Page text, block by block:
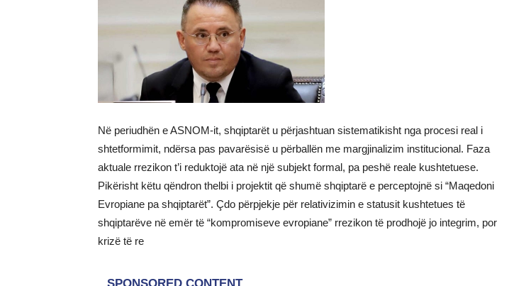
Në periudhën e ASNOM-it, shqiptarët u përjashtuan sistematikisht nga procesi real i
shtetformimit, ndërsa pas pavarësisë u përballën me margjinalizim institucional. Faza
aktuale rrezikon t’i reduktojë ata në një subjekt formal, pa peshë reale kushtetuese.
Pikërisht këtu qëndron thelbi i projektit që shumë shqiptarë e perceptojnë si “Maqedoni
Evropiane pa shqiptarët”. Çdo përpjekje për relativizimin e statusit kushtetues të
shqiptarëve në emër të “kompromiseve evropiane” rrezikon të prodhojë jo integrim, por
krizë të re